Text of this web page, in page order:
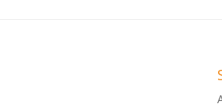
pand is een bushalte gesitueerd.